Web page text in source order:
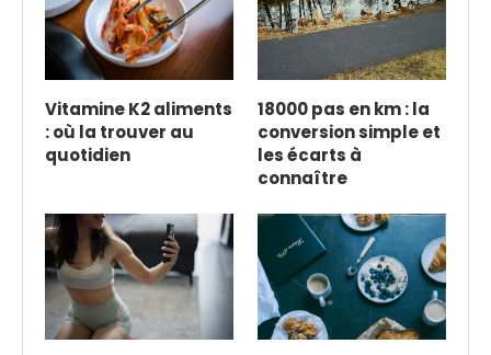
Vitamine K2 aliments
: où la trouver au
quotidien
18000 pas en km : la
conversion simple et
les écarts à
connaître